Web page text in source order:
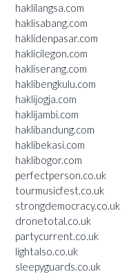
haklilangsa.com
haklisabang.com
haklidenpasar.com
haklicilegon.com
hakliserang.com
haklibengkulu.com
haklijogja.com
haklijambi.com
haklibandung.com
haklibekasi.com
haklibogor.com
perfectperson.co.uk
tourmusicfest.co.uk
strongdemocracy.co.uk
dronetotal.co.uk
partycurrent.co.uk
lightalso.co.uk
sleepyguards.co.uk